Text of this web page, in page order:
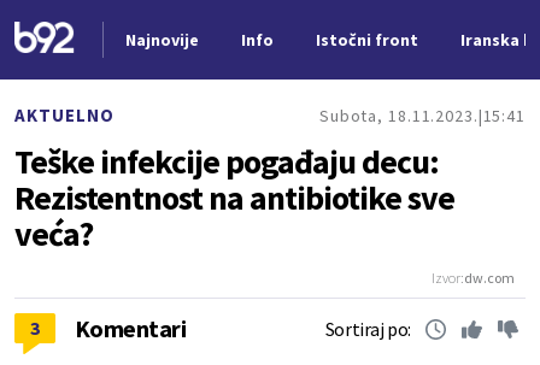
Najnovije Info Istočni front Iranska
AKTUELNO Subota, 18.11.2023. 15:41
Teške infekcije pogađaju decu:
Rezistentnost na antibiotike sve
veća?
Izvor:dw.com
3 Komentari Sortiraj po: